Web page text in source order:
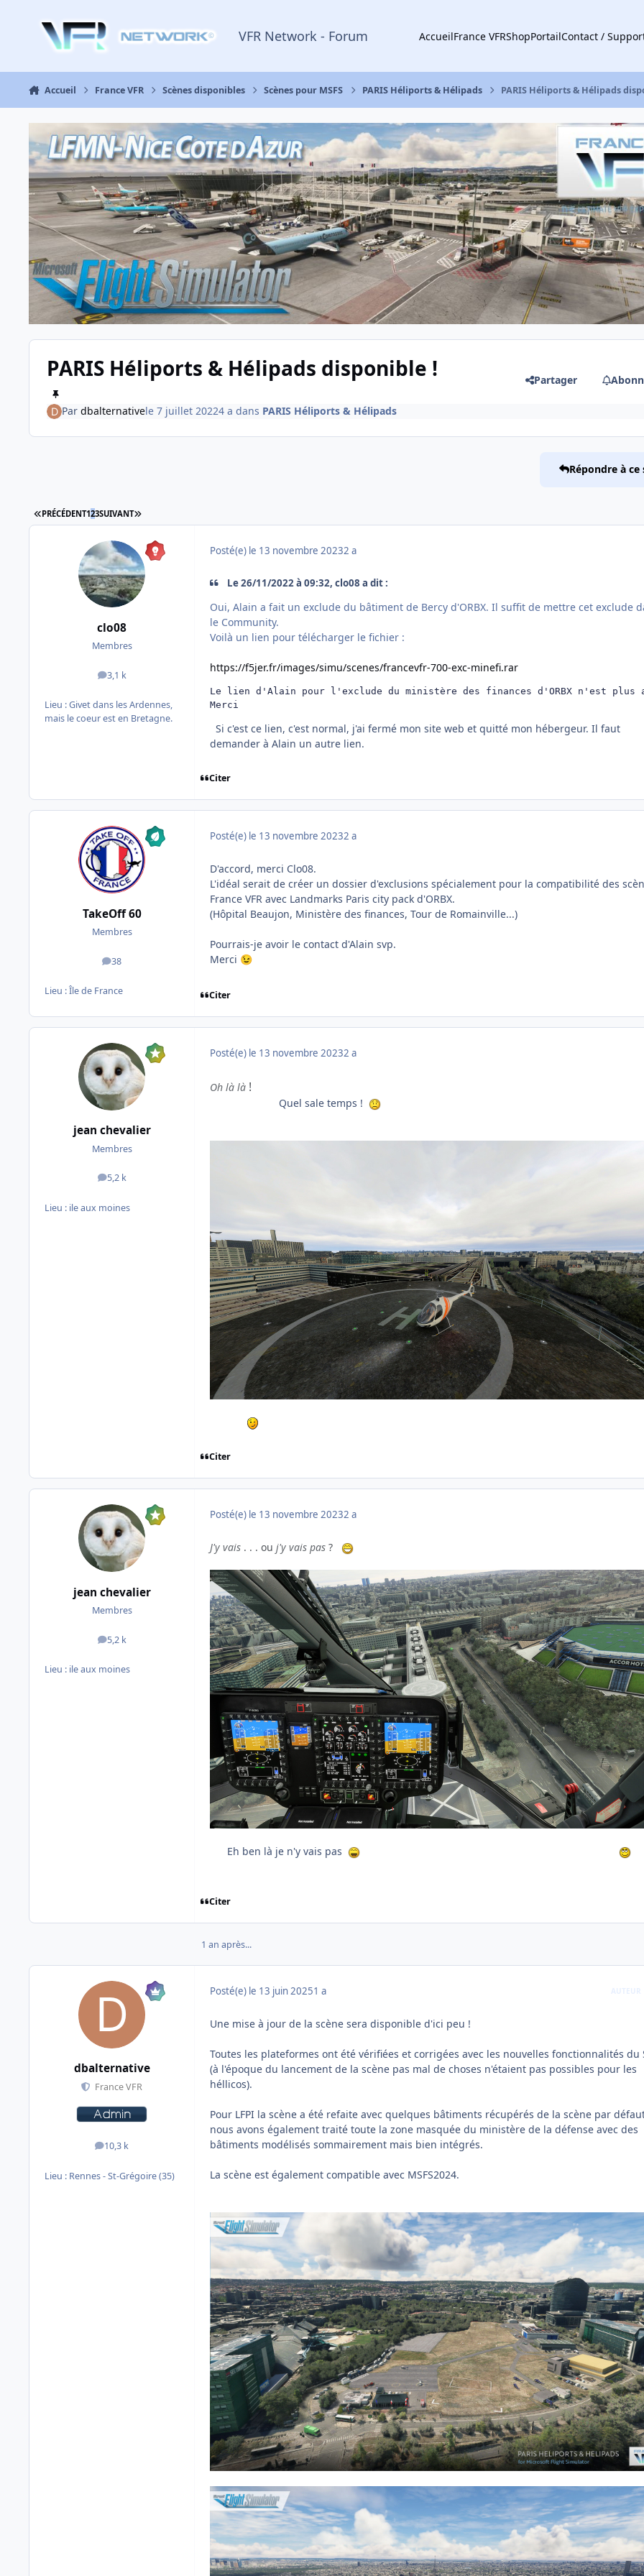
VFR Network - Forum AccueilFrance VFRShopPortailContact /
Accueil France VFR Scènes disponibles Scènes pour MSFS PARIS Héliports & Hélipads PARIS Héliports & Hélipads
PARIS Héliports & Hélipads disponible ! Partager
Par dbalternativele 7 juillet 20224 a dans PARIS Héliports & Hélipads
Répondre à ce
PREMIÈRE PAGE
PRÉCÉDENT123SUIVANT DERNIÈRE PAGE
clo08
Membres
3,1 k
messages
Lieu :Givet dans les Ardennes,
mais le coeur est en Bretagne.
Posté(e) le 13 novembre 20232 a
Le 26/11/2022 à 09:32, clo08 a dit :
Oui, Alain a fait un exclude du bâtiment de Bercy d'ORBX. Il suffit de mettre cet exclude
le Community.
Voilà un lien pour télécharger le fichier :
https://f5jer.fr/images/simu/scenes/francevfr-700-exc-minefi.rar
Le lien d'Alain pour l'exclude du ministère des finances d'ORBX n'est
Merci
Si c'est ce lien, c'est normal, j'ai fermé mon site web et quitté mon hébergeur. Il faut
demander à Alain un autre lien.
Citer
TakeOff 60
Membres
38
messages
Lieu :Île de France
Posté(e) le 13 novembre 20232 a
D'accord, merci Clo08.
L'idéal serait de créer un dossier d'exclusions spécialement pour la compatibilité des
France VFR avec Landmarks Paris city pack d'ORBX.
(Hôpital Beaujon, Ministère des finances, Tour de Romainville...)
Pourrais-je avoir le contact d'Alain svp.
Merci 😉
Citer
jean chevalier
Membres
5,2 k
messages
Lieu : ile aux moines
Posté(e) le 13 novembre 20232 a
Oh là là !
Quel sale temps !
Citer
jean chevalier
Membres
5,2 k
messages
Lieu : ile aux moines
Posté(e) le 13 novembre 20232 a
J'y vais . . . ou j'y vais pas ?
Eh ben là je n'y vais pas
Citer
1 an après...
dbalternative
France VFR
10,3 k
messages
Lieu : Rennes - St-Grégoire (35)
Posté(e) le 13 juin 20251 a AUTEUR
Une mise à jour de la scène sera disponible d'ici peu !
Toutes les plateformes ont été vérifiées et corrigées avec les nouvelles fonctionnalités du
(à l'époque du lancement de la scène pas mal de choses n'étaient pas possibles pour les
héllicos).
Pour LFPI la scène a été refaite avec quelques bâtiments récupérés de la scène par
nous avons également traité toute la zone masquée du ministère de la défense avec des
bâtiments modélisés sommairement mais bien intégrés.
La scène est également compatible avec MSFS2024.